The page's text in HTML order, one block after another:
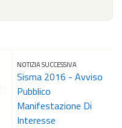
NOTIZIA SUCCESSIVA
Sisma 2016 - Avviso
Pubblico
Manifestazione Di
Interesse